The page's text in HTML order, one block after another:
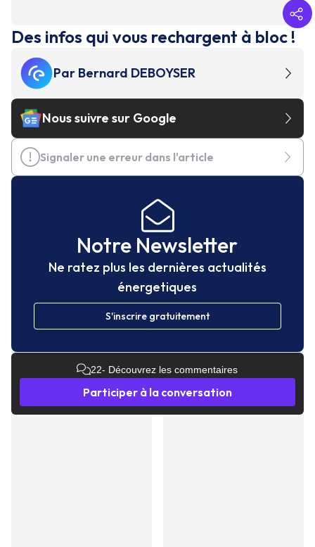
Des infos qui vous rechargent à bloc !
Par Bernard DEBOYSER
Nous suivre sur Google
Signaler une erreur dans l'article
Notre Newsletter
Ne ratez plus les dernières actualités
énergetiques
S'inscrire gratuitement
22- Découvrez les commentaires
Participer à la conversation